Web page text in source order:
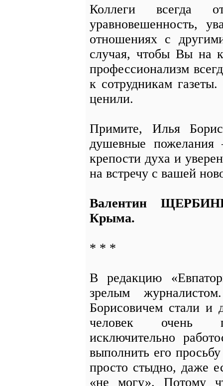
Коллеги всегда
уравновешенность,
отношениях с
случая, чтобы Вы на
профессионализм
к сотрудникам
ценили.
Примите, Илья
душевные пожелания
крепости духа и
на встречу с вашей
Валентин
Крыма.
* * *
В редакцию
зрелым
Борисовичем стали и
человек очень
исключительно
выполнить его
просто стыдно, даже
«не могу». Потому